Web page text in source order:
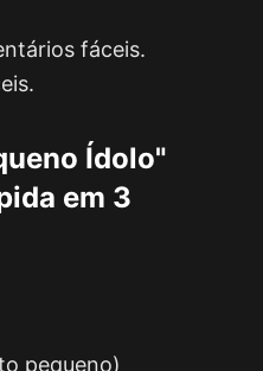
fáceis.
Ídolo"
em 3
pequeno)